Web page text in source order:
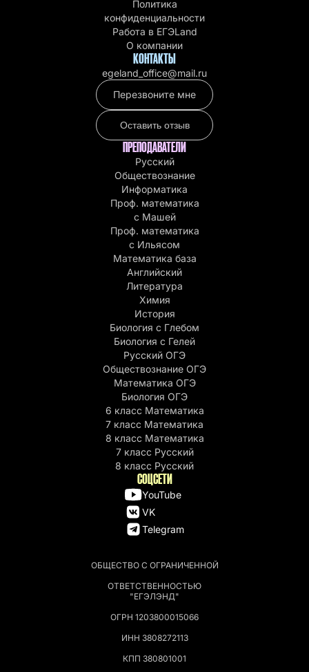
ОБЩЕСТВО С ОГРАНИЧЕННОЙ
ОТВЕТСТВЕННОСТЬЮ
"ЕГЭЛЭНД"
ОГРН 1203800015066
ИНН 3808272113
КПП 380801001
Политика
конфиденциальности
Работа в EГЭLand
О компании
КОНТАКТЫ
egeland_office@mail.ru
Перезвоните мне
Оставить отзыв
ПРЕПОДАВАТЕЛИ
Русский
Обществознание
Информатика
Проф. математика
с Машей
Проф. математика
c Ильясом
Математика база
Английский
Литература
Химия
История
Биология с Глебом
Биология с Гелей
Русский ОГЭ
Обществознание ОГЭ
Математика ОГЭ
Биология ОГЭ
6 класс Математика
7 класс Математика
8 класс Математика
7 класс Русский
8 класс Русский
СОЦСЕТИ
YouTube
VK
Telegram